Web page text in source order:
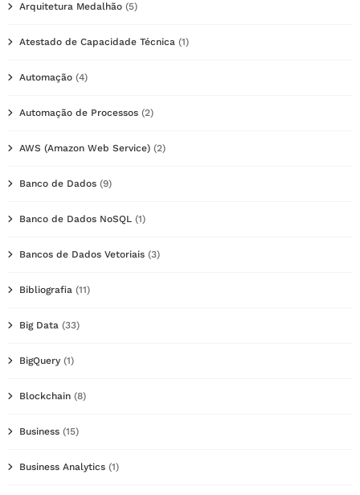
Arquitetura Medalhão (5)
Atestado de Capacidade Técnica (1)
Automação (4)
Automação de Processos (2)
AWS (Amazon Web Service) (2)
Banco de Dados (9)
Banco de Dados NoSQL (1)
Bancos de Dados Vetoriais (3)
Bibliografia (11)
Big Data (33)
BigQuery (1)
Blockchain (8)
Business (15)
Business Analytics (1)